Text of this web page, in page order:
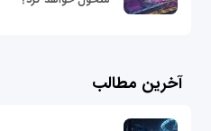
آخرین مطالب